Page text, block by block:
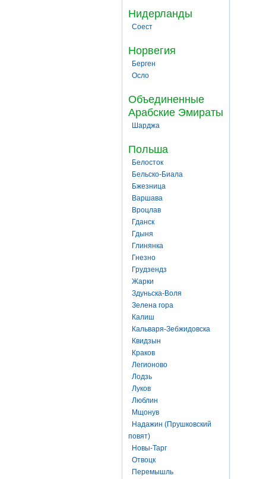
Нидерланды
Соест
Норвегия
Берген
Осло
Объединенные
Арабские Эмираты
Шарджа
Польша
Белосток
Бельско-Биала
Бжезница
Варшава
Вроцлав
Гданск
Гдыня
Глинянка
Гнезно
Грудзендз
Жарки
Здуньска-Воля
Зелена гора
Калиш
Кальваря-Зебжидовска
Квидзын
Краков
Легионово
Лодзь
Луков
Люблин
Мщонув
Надажин (Прушковский
повят)
Новы-Тарг
Отвоцк
Перемышль